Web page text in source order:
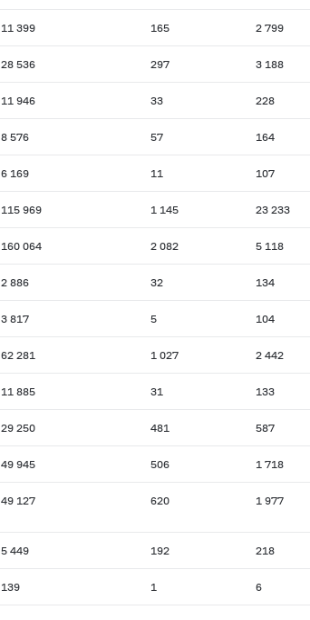
11 399 165 2 799
28 536 297 3 188
11 946 33 228
8 576 57 164
6 169 11 107
115 969 1 145 23 233
160 064 2 082 5 118
2 886 32 134
3 817 5 104
62 281 1 027 2 442
11 885 31 133
29 250 481 587
49 945 506 1 718
49 127 620 1 977
5 449 192 218
139 1 6